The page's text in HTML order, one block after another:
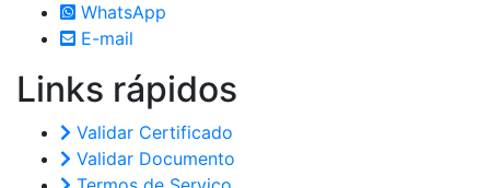
WhatsApp
E-mail
Links rápidos
Validar Certificado
Validar Documento